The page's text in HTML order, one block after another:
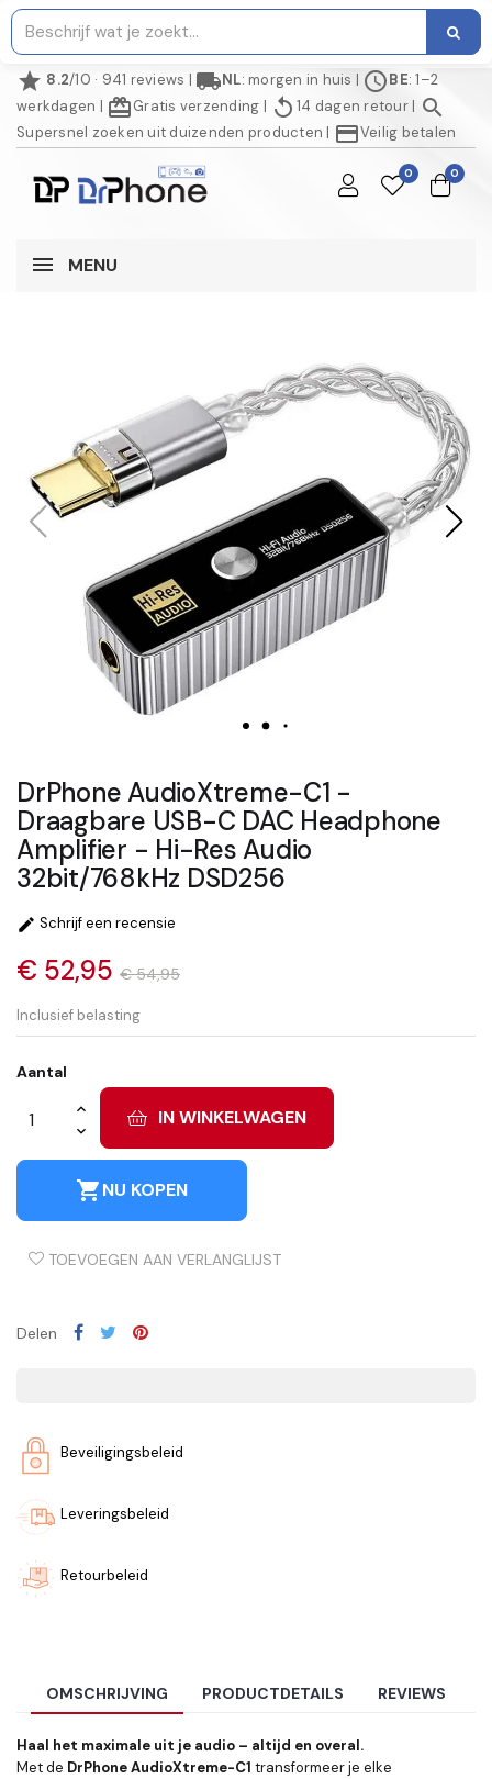
star 8.2/10 · 941 reviews | local_shippingNL: morgen in huis | scheduleBE: 1–2
werkdagen | redeemGratis verzending | replay 14 dagen retour| search
Supersnel zoeken uit duizenden producten | credit_cardVeilig betalen
0 0
MENU
DrPhone AudioXtreme-C1 -
Draagbare USB-C DAC Headphone
Amplifier - Hi-Res Audio
32bit/768kHz DSD256
 Schrijf een recensie
€ 52,95 € 54,95
Inclusief belasting
Aantal
IN WINKELWAGEN
shopping_cartNU KOPEN
TOEVOEGEN AAN VERLANGLIJST
Delen
Beveiligingsbeleid
Leveringsbeleid
Retourbeleid
OMSCHRIJVING PRODUCTDETAILS REVIEWS
Haal het maximale uit je audio – altijd en overal.
Met de DrPhone AudioXtreme-C1 transformeer je elke